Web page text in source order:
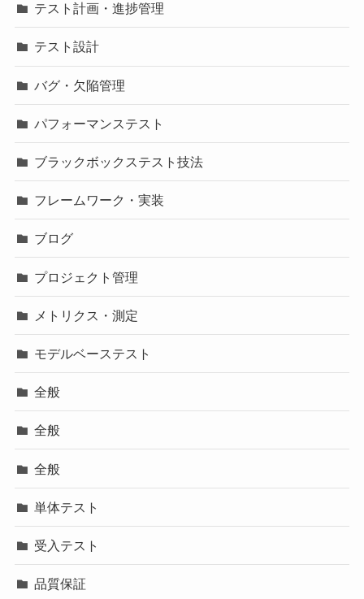
テスト計画・進捗管理
テスト設計
バグ・欠陥管理
パフォーマンステスト
ブラックボックステスト技法
フレームワーク・実装
ブログ
プロジェクト管理
メトリクス・測定
モデルベーステスト
全般
全般
全般
単体テスト
受入テスト
品質保証